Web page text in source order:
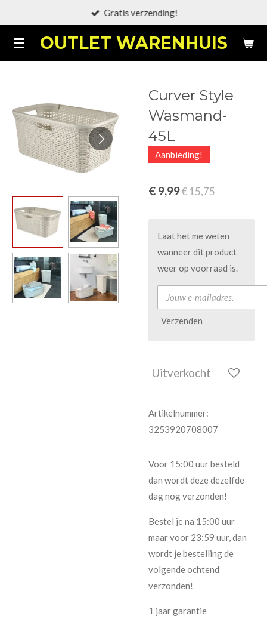
naar
de
OUTLET WARENHUIS
Gratis verzending!
Curver Style
Wasmand-
45L
Aanbieding!
€ 9,99€ 15,75
Laat het me weten
wanneer dit product
weer op voorraad is.
Verzenden
Uitverkocht
Artikelnummer:
3253920708007
Voor 15:00 uur besteld
dan wordt deze dezelfde
dag nog verzonden!
Bestel je na 15:00 uur
maar voor 23:59 uur, dan
wordt je bestelling de
volgende ochtend
verzonden!
1 jaar garantie